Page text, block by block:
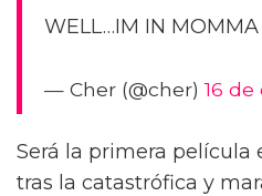
WELL…IM IN
— Cher (@cher)16
Será la primera película
tras la catastrófica y